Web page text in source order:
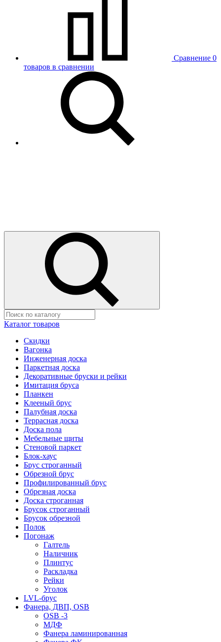
Сравнение 0
товаров в сравнении
Каталог товаров
Скидки
Вагонка
Инженерная доска
Паркетная доска
Декоративные бруски и рейки
Имитация бруса
Планкен
Клееный брус
Палубная доска
Террасная доска
Доска пола
Мебельные щиты
Стеновой паркет
Блок-хаус
Брус строганный
Обрезной брус
Профилированный брус
Обрезная доска
Доска строганная
Брусок строганный
Брусок обрезной
Полок
Погонаж
Галтель
Наличник
Плинтус
Раскладка
Рейки
Уголок
LVL-брус
Фанера, ДВП, OSB
OSB -3
МДФ
Фанера ламинированная